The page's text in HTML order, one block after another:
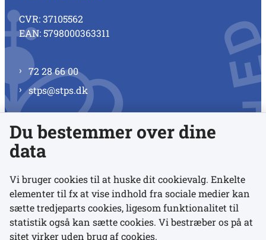
CVR: 37105562
EAN: 5798000363311
72 28 66 00
stps@stps.dk
Se alle kontaktnumre
Links
Udgivelser
Du bestemmer over dine
data
Vi bruger cookies til at huske dit cookievalg. Enkelte
elementer til fx at vise indhold fra sociale medier kan
sætte tredjeparts cookies, ligesom funktionalitet til
statistik også kan sætte cookies. Vi bestræber os på at
sitet virker uden brug af cookies.